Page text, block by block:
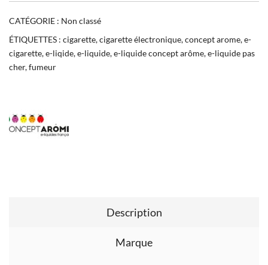
CATÉGORIE : Non classé
ÉTIQUETTES : cigarette,cigarette électronique,concept arome,e-
cigarette,e-liqide,e-liquide,e-liquide concept arôme,e-liquide pas
cher,fumeur
Description
Marque